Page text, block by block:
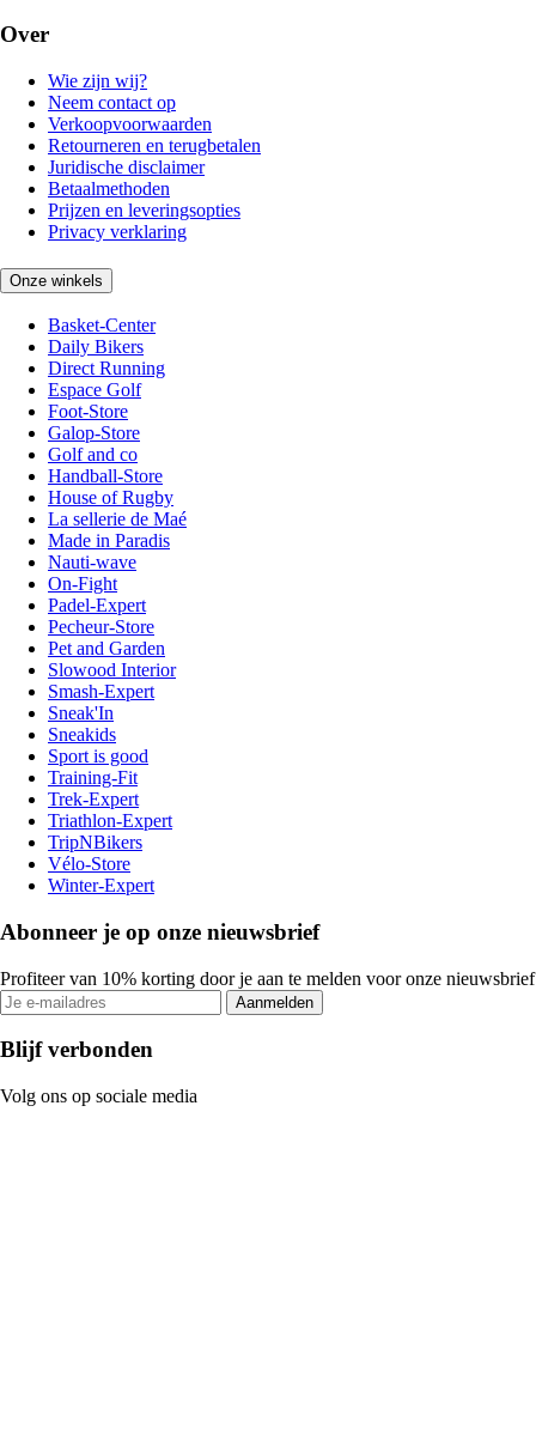
Over
Wie zijn wij?
Neem contact op
Verkoopvoorwaarden
Retourneren en terugbetalen
Juridische disclaimer
Betaalmethoden
Prijzen en leveringsopties
Privacy verklaring
Onze winkels
Basket-Center
Daily Bikers
Direct Running
Espace Golf
Foot-Store
Galop-Store
Golf and co
Handball-Store
House of Rugby
La sellerie de Maé
Made in Paradis
Nauti-wave
On-Fight
Padel-Expert
Pecheur-Store
Pet and Garden
Slowood Interior
Smash-Expert
Sneak'In
Sneakids
Sport is good
Training-Fit
Trek-Expert
Triathlon-Expert
TripNBikers
Vélo-Store
Winter-Expert
Abonneer je op onze nieuwsbrief
Profiteer van 10% korting door je aan te melden voor onze nieuwsbrief
Aanmelden
Blijf verbonden
Volg ons op sociale media